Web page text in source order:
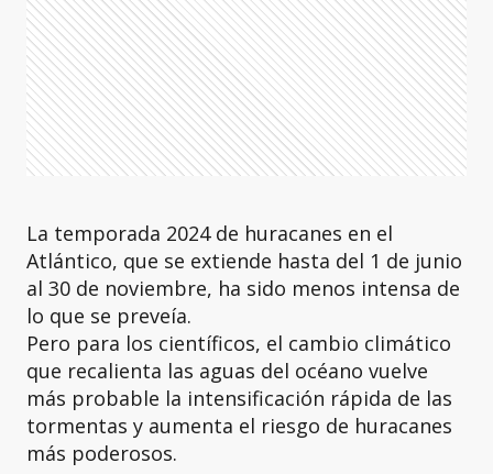
La temporada 2024 de huracanes en el
Atlántico, que se extiende hasta del 1 de junio
al 30 de noviembre, ha sido menos intensa de
lo que se preveía.
Pero para los científicos, el cambio climático
que recalienta las aguas del océano vuelve
más probable la intensificación rápida de las
tormentas y aumenta el riesgo de huracanes
más poderosos.